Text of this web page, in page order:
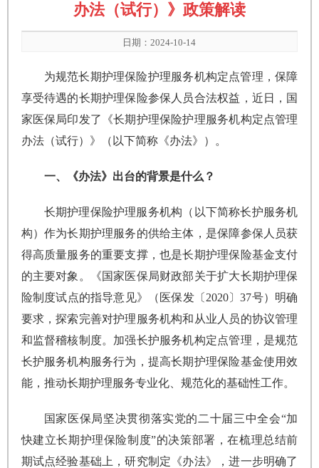
办法（试行）》政策解读
日期：2024-10-14
为规范长期护理保险护理服务机构定点管理，保障
享受待遇的长期护理保险参保人员合法权益，近日，国
家医保局印发了《长期护理保险护理服务机构定点管理
办法（试行）》（以下简称《办法》）。
一、《办法》出台的背景是什么？
长期护理保险护理服务机构（以下简称长护服务机
构）作为长期护理服务的供给主体，是保障参保人员获
得高质量服务的重要支撑，也是长期护理保险基金支付
的主要对象。《国家医保局财政部关于扩大长期护理保
险制度试点的指导意见》（医保发〔2020〕37号）明确
要求，探索完善对护理服务机构和从业人员的协议管理
和监督稽核制度。加强长护服务机构定点管理，是规范
长护服务机构服务行为，提高长期护理保险基金使用效
能，推动长期护理服务专业化、规范化的基础性工作。
国家医保局坚决贯彻落实党的二十届三中全会“加
快建立长期护理保险制度”的决策部署，在梳理总结前
期试点经验基础上，研究制定《办法》，进一步明确了